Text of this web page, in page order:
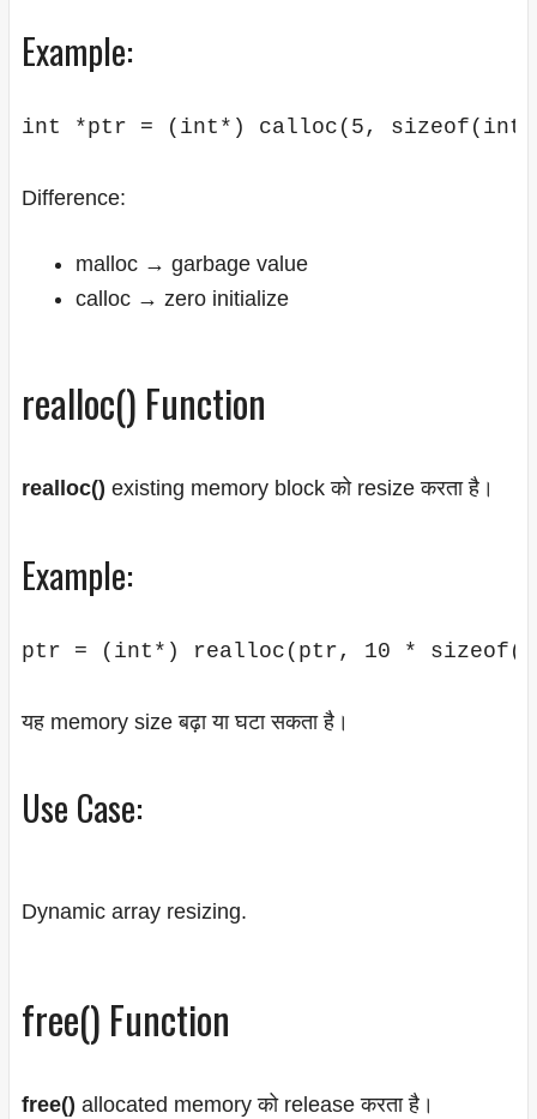
Example:
Difference:
malloc → garbage value
calloc → zero initialize
realloc() Function
realloc() existing memory block को resize करता है।
Example:
यह memory size बढ़ा या घटा सकता है।
Use Case:
Dynamic array resizing.
free() Function
free() allocated memory को release करता है।